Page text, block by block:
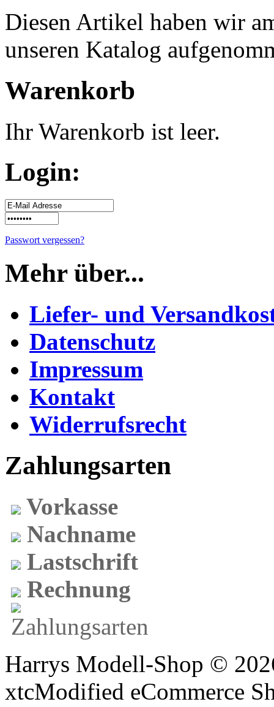
Diesen Artikel haben wir
unseren Katalog
Warenkorb
Ihr Warenkorb ist leer.
Login:
Passwort vergessen?
Mehr über...
Liefer- und
Datenschutz
Impressum
Kontakt
Widerrufsrecht
Zahlungsarten
Vorkasse
Nachname
Lastschrift
Rechnung
Harrys Modell-Shop ©
xtcModified eCommerce